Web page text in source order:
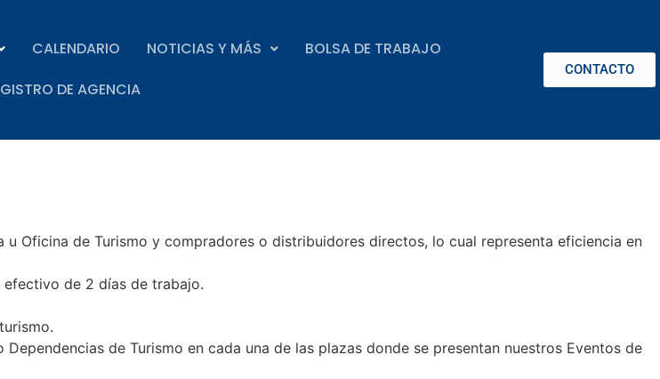
CALENDARIO NOTICIAS Y MÁS
BOLSA DE TRABAJO
DE AGENCIA
CONTACTO
Oficina de Turismo y compradores o distribuidores directos, lo cual representa eficiencia en
de 2 días de trabajo.
de Turismo en cada una de las plazas donde se presentan nuestros Eventos de